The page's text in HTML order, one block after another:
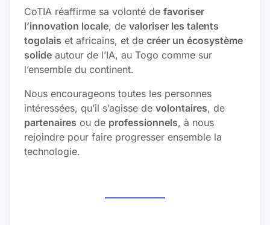
CoTIA réaffirme sa volonté de favoriser
l’innovation locale, de valoriser les talents
togolais et africains, et de créer un écosystème
solide autour de l’IA, au Togo comme sur
l’ensemble du continent.
Nous encourageons toutes les personnes
intéressées, qu’il s’agisse de volontaires, de
partenaires ou de professionnels, à nous
rejoindre pour faire progresser ensemble la
technologie.